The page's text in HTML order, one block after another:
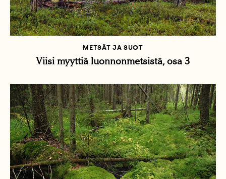
METSÄT JA SUOT
Viisi myyttiä luonnonmetsistä, osa 3